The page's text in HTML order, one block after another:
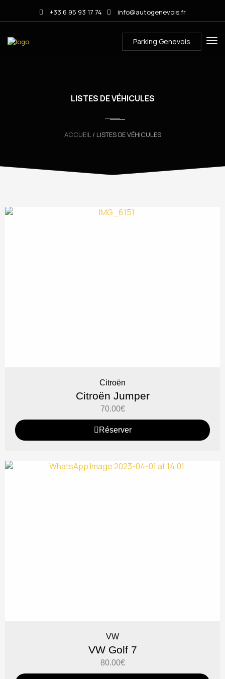
+33 6 95 93 17 74 info@autogenevois.fr
Parking Genevois
LISTES DE VÉHICULES
ACCUEIL/ LISTES DE VÉHICULES
Citroën
Citroën Jumper
70.00€
Réserver
VW
VW Golf 7
80.00€